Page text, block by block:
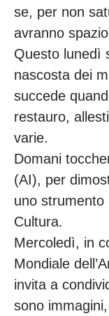
se, per non
avranno
Questo lunedì
nascosta dei
succede
restauro,
varie.
Domani
(AI), per
uno strumento
Cultura.
Mercoledì, in
Mondiale
invita a
sono